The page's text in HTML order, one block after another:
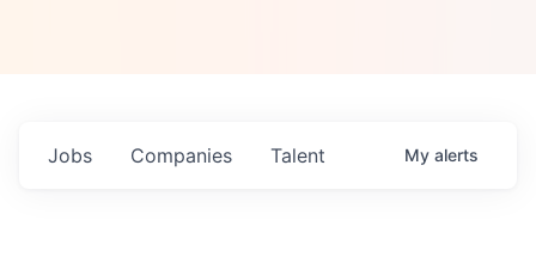
Jobs Companies Talent My alerts